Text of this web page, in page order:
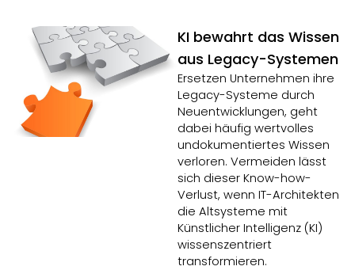
KI bewahrt das Wissen
aus Legacy-Systemen
Ersetzen Unternehmen ihre
Legacy-Systeme durch
Neuentwicklungen, geht
dabei häufig wertvolles
undokumentiertes Wissen
verloren. Vermeiden lässt
sich dieser Know-how-
Verlust, wenn IT-Architekten
die Altsysteme mit
Künstlicher Intelligenz (KI)
wissenszentriert
transformieren.